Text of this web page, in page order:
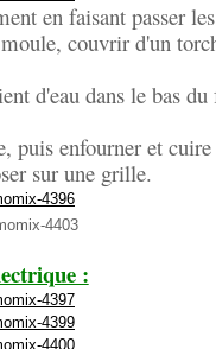
en faisant passer
couvrir d'un
d'eau dans le bas
puis enfourner et
sur une grille.
: